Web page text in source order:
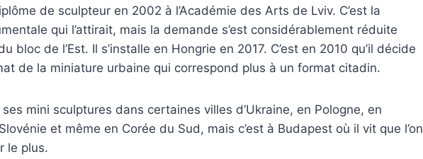
de sculpteur en 2002 à l’Académie des Arts de Lviv. C’est la
qui l’attirait, mais la demande s’est considérablement réduite
bloc de l’Est. Il s’installe en Hongrie en 2017. C’est en 2010 qu’il décide
de la miniature urbaine qui correspond plus à un format citadin.
mini sculptures dans certaines villes d’Ukraine, en Pologne, en
et même en Corée du Sud, mais c’est à Budapest où il vit que l’on
le plus.